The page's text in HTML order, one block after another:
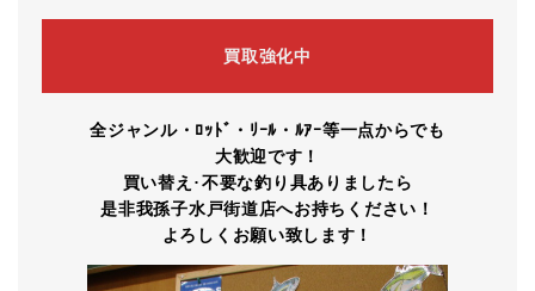
買取強化中
全ジャンル・ﾛｯﾄﾞ・ﾘｰﾙ・ﾙｱｰ等一点からでも
大歓迎です！
買い替え ･不要な釣り具ありましたら
是非我孫子水戸街道店へお持ちください！
よろしくお願い致します！